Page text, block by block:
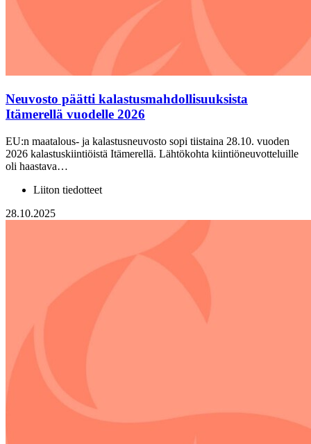
Neuvosto päätti kalastusmahdollisuuksista
Itämerellä vuodelle 2026
EU:n maatalous- ja kalastusneuvosto sopi tiistaina 28.10. vuoden
2026 kalastuskiintiöistä Itämerellä. Lähtökohta kiintiöneuvotteluille
oli haastava…
Liiton tiedotteet
28.10.2025